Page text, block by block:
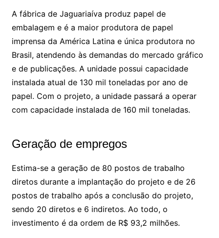
A fábrica de Jaguariaíva produz papel de
embalagem e é a maior produtora de papel
imprensa da América Latina e única produtora no
Brasil, atendendo às demandas do mercado gráfico
e de publicações. A unidade possui capacidade
instalada atual de 130 mil toneladas por ano de
papel. Com o projeto, a unidade passará a operar
com capacidade instalada de 160 mil toneladas.
Geração de empregos
Estima-se a geração de 80 postos de trabalho
diretos durante a implantação do projeto e de 26
postos de trabalho após a conclusão do projeto,
sendo 20 diretos e 6 indiretos. Ao todo, o
investimento é da ordem de R$ 93,2 milhões.